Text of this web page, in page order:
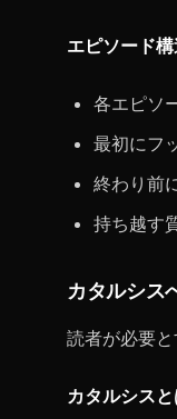
エピソード構
各エピソ
最初にフ
終わり前
持ち越す
カタルシス
読者が必要と
カタルシスと